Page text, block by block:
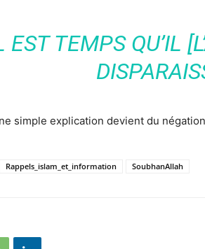
EST TEMPS QU’IL
simple explication devient du
Rappels_islam_et_information SoubhanAllah